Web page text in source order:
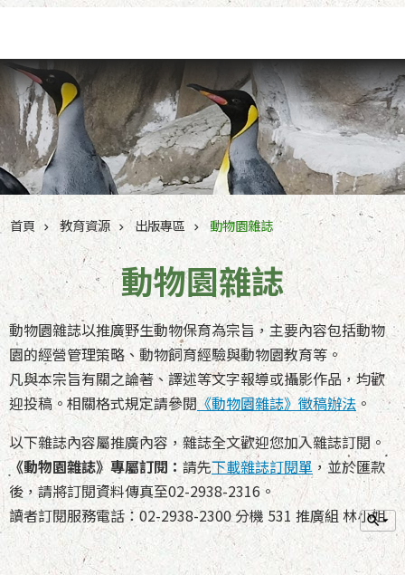
首頁 教育資源 出版專區 動物園雜誌
動物園雜誌
動物園雜誌以推廣野生動物保育為宗旨，主要內容包括動物
園的經營管理策略、動物飼育經驗與動物園教育等。
凡與本宗旨有關之論著、譯述等文字報導或攝影作品，均歡
迎投稿。相關格式規定請參閱《動物園雜誌》徵稿辦法。
以下雜誌內容屬推廣內容，雜誌全文歡迎您加入雜誌訂閱。
《動物園雜誌》專屬訂閱： 請先下載雜誌訂閱單 ，並於匯款
後，請將訂閱資料傳真至02-2938-2316。
讀者訂閱服務電話：02-2938-2300 分機 531 推廣組 林小姐